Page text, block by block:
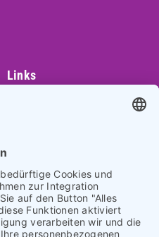
Links
Impressum
Datenschutz